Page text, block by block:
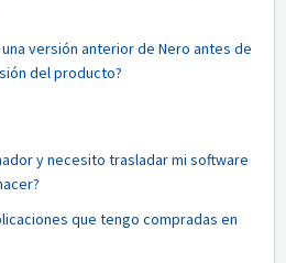
versión anterior de Nero antes de
del producto?
y necesito trasladar mi software
que tengo compradas en